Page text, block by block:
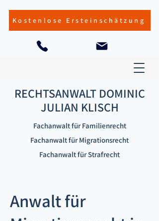
RECHTSANWALT DOMINIC
JULIAN KLISCH
Fachanwalt für Familienrecht
Fachanwalt für Migrationsrecht
Fachanwalt für Strafrecht
Kostenlose Ersteinschätzung
Anwalt für